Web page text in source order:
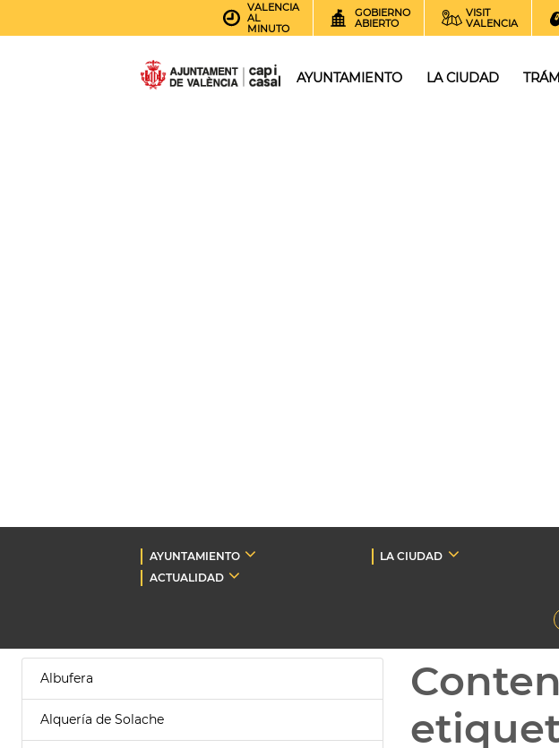
VALENCIA
AL
MINUTO
GOBIERNO
ABIERTO
VISIT
VALENCIA
AYUNTAMIENTO LA CIUDAD
AYUNTAMIENTO LA CIUDAD
ACTUALIDAD
Albufera
Alquería de Solache